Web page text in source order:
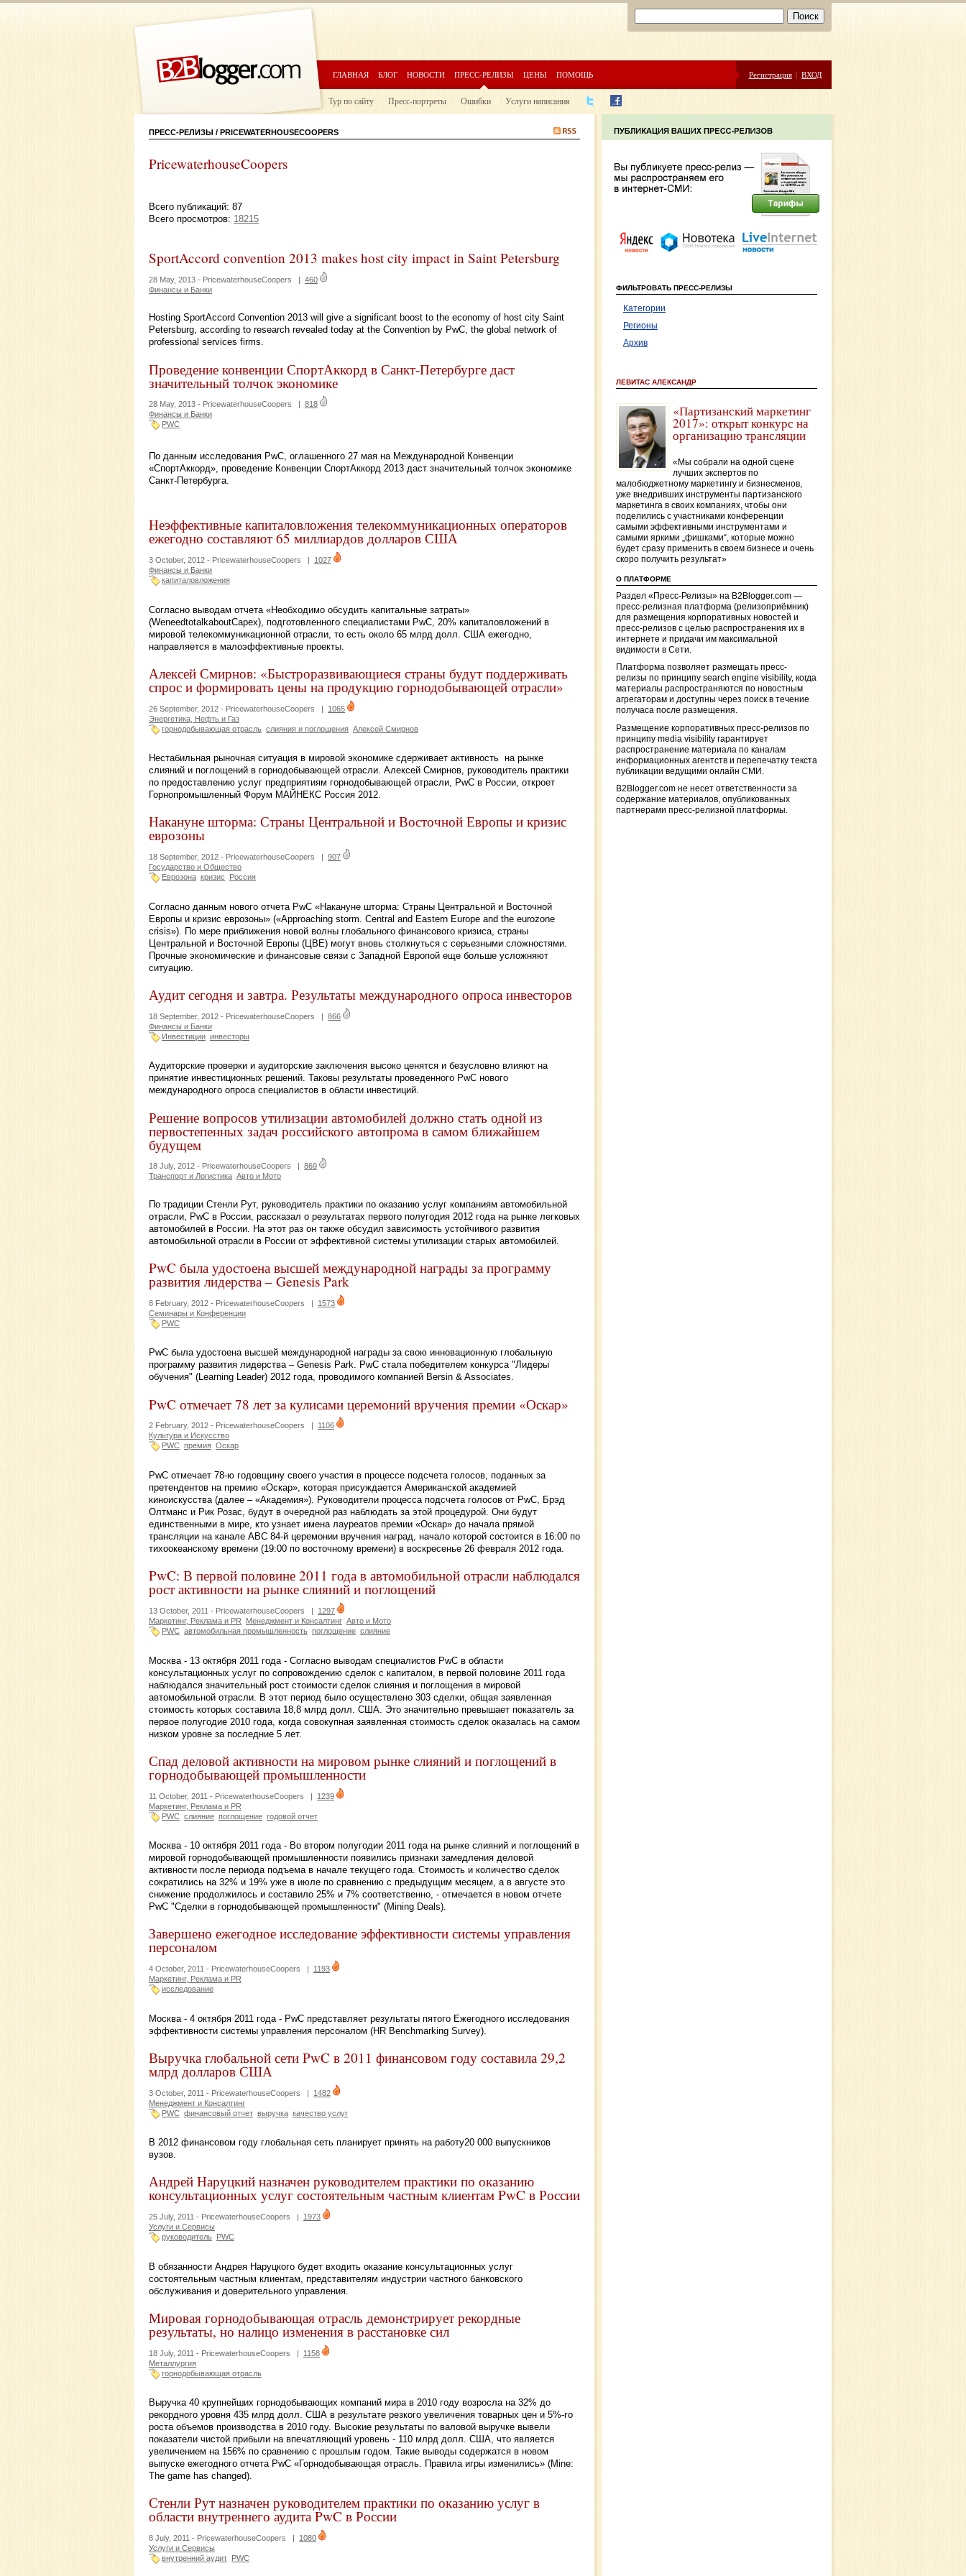
ГЛАВНАЯ БЛОГ НОВОСТИ ПРЕСС-РЕЛИЗЫ ЦЕНЫ ПОМОЩЬ Регистрация | ВХОД
Тур по сайту Пресс-портреты Ошибки Услуги написания
ПРЕСС-РЕЛИЗЫ / PRICEWATERHOUSECOOPERS
PricewaterhouseCoopers
Всего публикаций: 87
Всего просмотров: 18215
SportAccord convention 2013 makes host city impact in Saint Petersburg
28 May, 2013 - PricewaterhouseCoopers | 460
Финансы и Банки
Hosting SportAccord Convention 2013 will give a significant boost to the economy of host city Saint
Petersburg, according to research revealed today at the Convention by PwC, the global network of
professional services firms.
Проведение конвенции СпортАккорд в Санкт-Петербурге даст
значительный толчок экономике
28 May, 2013 - PricewaterhouseCoopers
818
Финансы и Банки
PWC
По данным исследования PwC, оглашенного 27 мая на Международной Конвенции
«СпортАккорд», проведение Конвенции СпортАккорд 2013 даст значительный толчок экономике
Санкт-Петербурга.
Неэффективные капиталовложения телекоммуникационных операторов
ежегодно составляют 65 миллиардов долларов США
3 October, 2012 - PricewaterhouseCoopers
1027
Финансы и Банки
капиталовложения
Согласно выводам отчета «Необходимо обсудить капитальные затраты»
(WeneedtotalkaboutCapex), подготовленного специалистами PwC, 20% капиталовложений в
мировой телекоммуникационной отрасли, то есть около 65 млрд долл. США ежегодно,
направляется в малоэффективные проекты.
Алексей Смирнов: «Быстроразвивающиеся страны будут поддерживать
спрос и формировать цены на продукцию горнодобывающей отрасли»
26 September, 2012 - PricewaterhouseCoopers | 1065
Энергетика, Нефть и Газ
горнодобывающая отрасль слияния и поглощения Алексей Смирнов
Нестабильная рыночная ситуация в мировой экономике сдерживает активность на рынке
слияний и поглощений в горнодобывающей отрасли. Алексей Смирнов, руководитель практики
по предоставлению услуг предприятиям горнодобывающей отрасли, PwC в России, откроет
Горнопромышленный Форум МАЙНЕКС Россия 2012.
Накануне шторма: Страны Центральной и Восточной Европы и кризис
еврозоны
18 September, 2012 - PricewaterhouseCoopers
907
Государство и Общество
Еврозона кризис Россия
Согласно данным нового отчета PwC «Накануне шторма: Страны Центральной и Восточной
Европы и кризис еврозоны» («Approaching storm. Central and Eastern Europe and the eurozone
crisis»). По мере приближения новой волны глобального финансового кризиса, страны
Центральной и Восточной Европы (ЦВЕ) могут вновь столкнуться с серьезными сложностями.
Прочные экономические и финансовые связи с Западной Европой еще больше усложняют
ситуацию.
Аудит сегодня и завтра. Результаты международного опроса инвесторов
18 September, 2012 - PricewaterhouseCoopers | 866
Финансы и Банки
Инвестиции инвесторы
Аудиторские проверки и аудиторские заключения высоко ценятся и безусловно влияют на
принятие инвестиционных решений. Таковы результаты проведенного PwC нового
международного опроса специалистов в области инвестиций.
Решение вопросов утилизации автомобилей должно стать одной из
первостепенных задач российского автопрома в самом ближайшем
будущем
18 July, 2012 - PricewaterhouseCoopers
869
Транспорт и Логистика Авто и Мото
По традиции Стенли Рут, руководитель практики по оказанию услуг компаниям автомобильной
отрасли, PwC в России, рассказал о результатах первого полугодия 2012 года на рынке легковых
автомобилей в России. На этот раз он также обсудил зависимость устойчивого развития
автомобильной отрасли в России от эффективной системы утилизации старых автомобилей.
PwC была удостоена высшей международной награды за программу
развития лидерства – Genesis Park
8 February, 2012 - PricewaterhouseCoopers | 1573
Семинары и Конференции
PWC
PwC была удостоена высшей международной награды за свою инновационную глобальную
программу развития лидерства – Genesis Park. PwC стала победителем конкурса "Лидеры
обучения" (Learning Leader) 2012 года, проводимого компанией Bersin & Associates.
PwC отмечает 78 лет за кулисами церемоний вручения премии «Оскар»
2 February, 2012 - PricewaterhouseCoopers
1106
Культура и Искусство
PWC премия Оскар
PwC отмечает 78-ю годовщину своего участия в процессе подсчета голосов, поданных за
претендентов на премию «Оскар», которая присуждается Американской академией
киноискусства (далее – «Академия»). Руководители процесса подсчета голосов от PwC, Брэд
Олтманс и Рик Розас, будут в очередной раз наблюдать за этой процедурой. Они будут
единственными в мире, кто узнает имена лауреатов премии «Оскар» до начала прямой
трансляции на канале ABC 84-й церемонии вручения наград, начало которой состоится в 16:00 по
тихоокеанскому времени (19:00 по восточному времени) в воскресенье 26 февраля 2012 года.
PwC: В первой половине 2011 года в автомобильной отрасли наблюдался
рост активности на рынке слияний и поглощений
13 October, 2011 - PricewaterhouseCoopers | 1297
Маркетинг, Реклама и PR
Менеджмент и Консалтинг Авто и Мото
PWC автомобильная промышленность поглощение слияние
Москва - 13 октября 2011 года - Согласно выводам специалистов PwC в области
консультационных услуг по сопровождению сделок с капиталом, в первой половине 2011 года
наблюдался значительный рост стоимости сделок слияния и поглощения в мировой
автомобильной отрасли. В этот период было осуществлено 303 сделки, общая заявленная
стоимость которых составила 18,8 млрд долл. США. Это значительно превышает показатель за
первое полугодие 2010 года, когда совокупная заявленная стоимость сделок оказалась на самом
низком уровне за последние 5 лет.
Спад деловой активности на мировом рынке слияний и поглощений в
горнодобывающей промышленности
11 October, 2011 - PricewaterhouseCoopers | 1239
Маркетинг, Реклама и PR
PWC слияние поглощение годовой отчет
Москва - 10 октября 2011 года - Во втором полугодии 2011 года на рынке слияний и поглощений в
мировой горнодобывающей промышленности появились признаки замедления деловой
активности после периода подъема в начале текущего года. Стоимость и количество сделок
сократились на 32% и 19% уже в июле по сравнению с предыдущим месяцем, а в августе это
снижение продолжилось и составило 25% и 7% соответственно, - отмечается в новом отчете
PwC "Сделки в горнодобывающей промышленности" (Mining Deals).
Завершено ежегодное исследование эффективности системы управления
персоналом
4 October, 2011 - PricewaterhouseCoopers | 1193
Маркетинг, Реклама и PR
исследование
Москва - 4 октября 2011 года - PwC представляет результаты пятого Ежегодного исследования
эффективности системы управления персоналом (HR Benchmarking Survey).
Выручка глобальной сети PwC в 2011 финансовом году составила 29,2
млрд долларов США
3 October, 2011 - PricewaterhouseCoopers | 1482
Менеджмент и Консалтинг
PWC финансовый отчет выручка качество услуг
В 2012 финансовом году глобальная сеть планирует принять на работу20 000 выпускников
вузов.
Андрей Наруцкий назначен руководителем практики по оказанию
консультационных услуг состоятельным частным клиентам PwC в России
25 July, 2011 - PricewaterhouseCoopers
1973
Услуги и Сервисы
руководитель
PWC
В обязанности Андрея Наруцкого будет входить оказание консультационных услуг
состоятельным частным клиентам, представителям индустрии частного банковского
обслуживания и доверительного управления.
Мировая горнодобывающая отрасль демонстрирует рекордные
результаты, но налицо изменения в расстановке сил
18 July, 2011 - PricewaterhouseCoopers | 1158
Металлургия
горнодобывающая отрасль
Выручка 40 крупнейших горнодобывающих компаний мира в 2010 году возросла на 32% до
рекордного уровня 435 млрд долл. США в результате резкого увеличения товарных цен и 5%-го
роста объемов производства в 2010 году. Высокие результаты по валовой выручке вывели
показатели чистой прибыли на впечатляющий уровень - 110 млрд долл. США, что является
увеличением на 156% по сравнению с прошлым годом. Такие выводы содержатся в новом
выпуске ежегодного отчета PwC «Горнодобывающая отрасль. Правила игры изменились» (Mine:
The game has changed).
Стенли Рут назначен руководителем практики по оказанию услуг в
области внутреннего аудита PwC в России
8 July, 2011 - PricewaterhouseCoopers
1080
Услуги и Сервисы
внутренний аудит
PWC
ФИЛЬТРОВАТЬ ПРЕСС-РЕЛИЗЫ
Категории
Регионы
Архив
ЛЕВИТАС АЛЕКСАНДР
«Партизанский маркетинг
2017»: открыт конкурс на
организацию трансляции
«Мы собрали на одной сцене
лучших экспертов по
малобюджетному маркетингу и бизнесменов,
уже внедривших инструменты партизанского
маркетинга в своих компаниях, чтобы они
поделились с участниками конференции
самыми эффективными инструментами и
самыми яркими „фишками“, которые можно
будет сразу применить в своем бизнесе и очень
скоро получить результат»
О ПЛАТФОРМЕ
Раздел «Пресс-Релизы» на B2Blogger.com —
пресс-релизная платформа (релизоприёмник)
для размещения корпоративных новостей и
пресс-релизов с целью распространения их в
интернете и придачи им максимальной
видимости в Сети.
Платформа позволяет размещать пресс-
релизы по принципу search engine visibility, когда
материалы распространяются по новостным
агрегаторам и доступны через поиск в течение
получаса после размещения.
Размещение корпоративных пресс-релизов по
принципу media visibility гарантирует
распространение материала по каналам
информационных агентств и перепечатку текста
публикации ведущими онлайн СМИ.
B2Blogger.com не несет ответственности за
содержание материалов, опубликованных
партнерами пресс-релизной платформы.